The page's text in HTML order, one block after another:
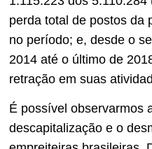
perda total de postos da
no período; e, desde o
2014 até o último de
retração em suas
É possível observarmos
descapitalização e o